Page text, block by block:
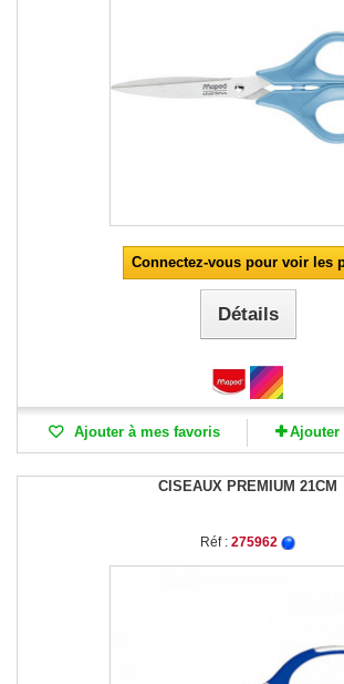
Connectez-vous pour voir les
Détails
Ajouter à mes favoris Ajouter
CISEAUX PREMIUM 21CM
Réf : 275962